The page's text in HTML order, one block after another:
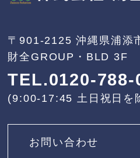
〒901-2125沖縄県浦添
財全GROUP・BLD 3F
TEL.0120-788-
(9:00-17:45 土日祝日を
お問い合わせ